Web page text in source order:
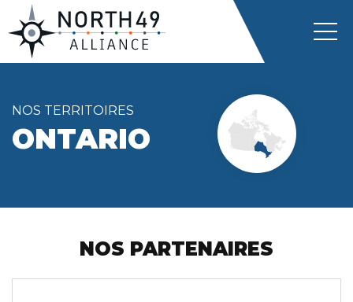
NOS TERRITOIRES
ONTARIO
NOS PARTENAIRES